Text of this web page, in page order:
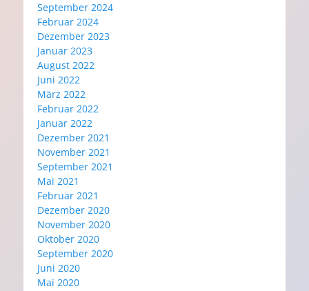
September 2024
Februar 2024
Dezember 2023
Januar 2023
August 2022
Juni 2022
März 2022
Februar 2022
Januar 2022
Dezember 2021
November 2021
September 2021
Mai 2021
Februar 2021
Dezember 2020
November 2020
Oktober 2020
September 2020
Juni 2020
Mai 2020